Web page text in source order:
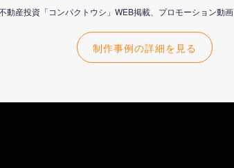
動産投資「コンパクトウシ」WEB掲載、プロモーション動画
制作事例の詳細を見る